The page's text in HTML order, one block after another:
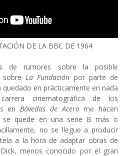
DE LA BBC DE 1964
de rumores sobre la posible
sobreLa Fundación por parte de
en prácticamente en nada
cinematográfica de los
en Bóvedas de Acerome hacen
se quede en una serie B más o
no se llegue a producir
a la hora de adaptar obras de
menos conocido por el gran